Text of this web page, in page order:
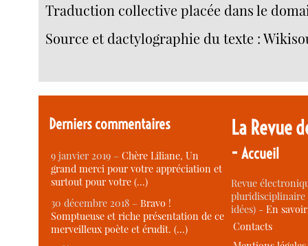
Traduction collective placée dans le
Source et dactylographie du texte :
Derniers commentaires
9 janvier 2019 –Chère Liliane, Un
grand merci pour votre appréciation et
surtout pour votre (…)
30 décembre 2018 –Bravo !
Somptueuse et riche présentation de ce
merveilleux poète et érudit. (…)
La Revue
-Accueil
Revue
idées) -En
Contacts